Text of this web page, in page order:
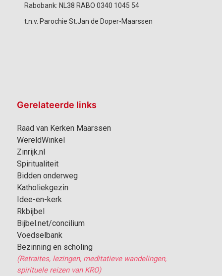
Rabobank: NL38 RABO 0340 1045 54
t.n.v. Parochie St.Jan de Doper-Maarssen
Gerelateerde links
Raad van Kerken Maarssen
WereldWinkel
Zinrijk.nl
Spiritualiteit
Bidden onderweg
Katholiekgezin
Idee-en-kerk
Rkbijbel
Bijbel.net/concilium
Voedselbank
Bezinning en scholing
(Retraites, lezingen, meditatieve wandelingen,
spirituele reizen van KRO)